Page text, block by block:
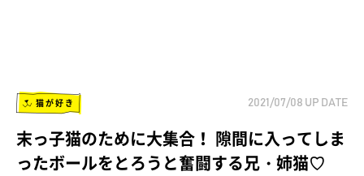
猫が好き 2021/07/08 UP DATE
末っ子猫のために大集合！ 隙間に入ってしま
ったボールをとろうと奮闘する兄・姉猫♡